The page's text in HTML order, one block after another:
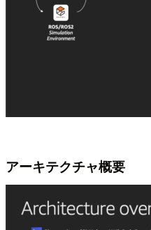
アーキテクチャ概要